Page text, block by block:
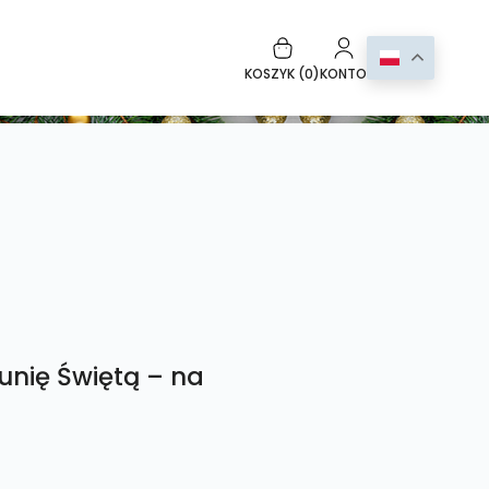
KOSZYK (0)KONTO
Świętą – na